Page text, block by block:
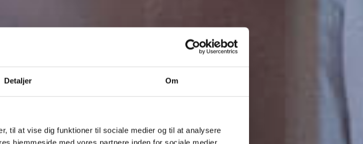
Detaljer Om
til at vise dig funktioner til sociale medier og til at analysere
i